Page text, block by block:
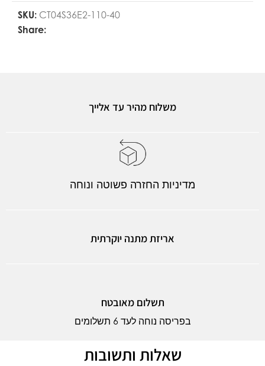
SKU: CT04S36E2-110-40
Share:
משלוח מהיר עד אלייך
מדיניות החזרה פשוטה ונוחה
אריזת מתנה יוקרתית
תשלום מאובטח
בפריסה נוחה לעד 6 תשלומים
שאלות ותשובות